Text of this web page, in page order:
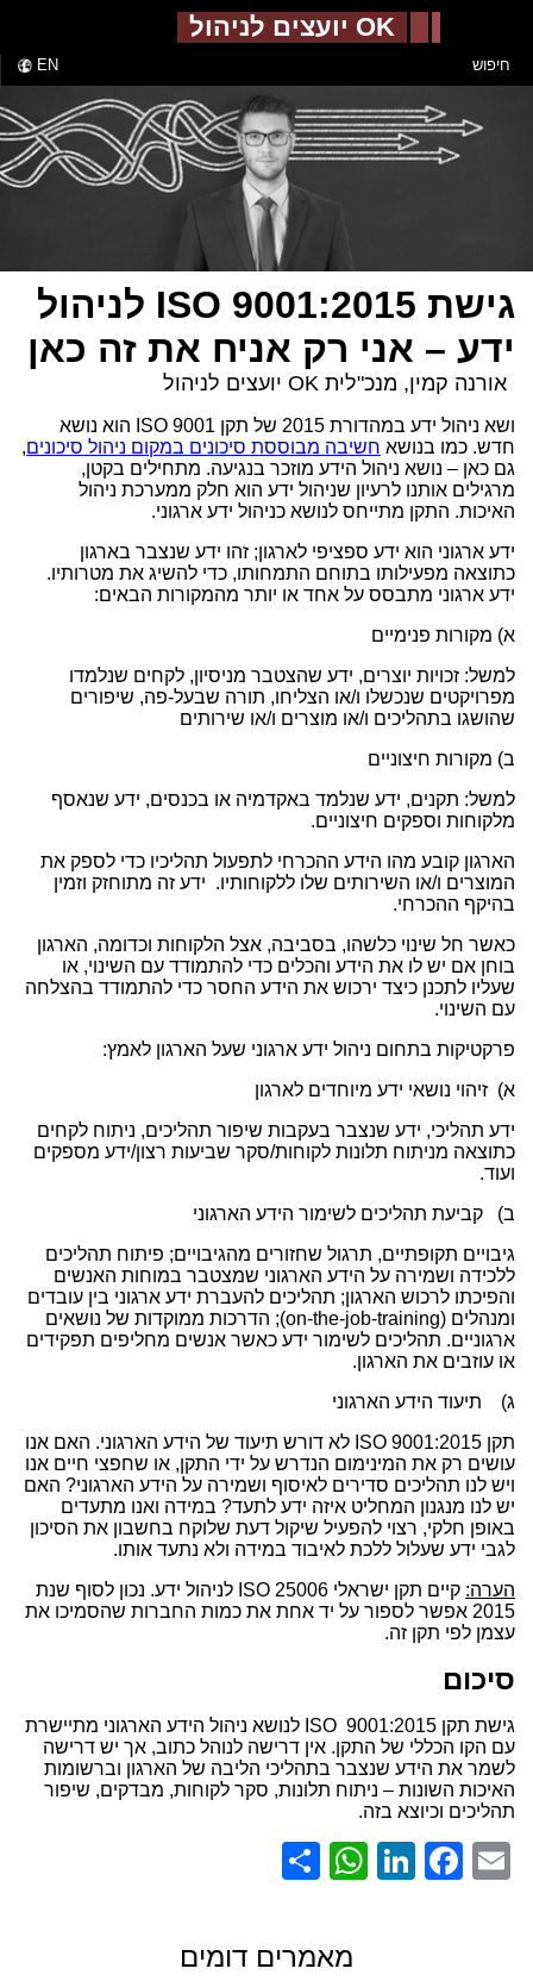
OK יועצים לניהול
EN חיפוש
גישת 9001:2015 ISO לניהול
ידע – אני רק אניח את זה כאן
אורנה קמין, מנכ"לית OK יועצים לניהול
ושא ניהול ידע במהדורת 2015 של תקן 9001 ISO הוא נושא
חדש. כמו בנושא חשיבה מבוססת סיכונים במקום ניהול סיכונים,
גם כאן – נושא ניהול הידע מוזכר בנגיעה. מתחילים בקטן,
מרגילים אותנו לרעיון שניהול ידע הוא חלק ממערכת ניהול
האיכות. התקן מתייחס לנושא כניהול ידע ארגוני.
ידע ארגוני הוא ידע ספציפי לארגון; זהו ידע שנצבר בארגון
כתוצאה מפעילותו בתוחם התמחותו, כדי להשיג את מטרותיו.
ידע ארגוני מתבסס על אחד או יותר מהמקורות הבאים:
א) מקורות פנימיים
למשל: זכויות יוצרים, ידע שהצטבר מניסיון, לקחים שנלמדו
מפרויקטים שנכשלו ו/או הצליחו, תורה שבעל-פה, שיפורים
שהושגו בתהליכים ו/או מוצרים ו/או שירותים
ב) מקורות חיצוניים
למשל: תקנים, ידע שנלמד באקדמיה או בכנסים, ידע שנאסף
מלקוחות וספקים חיצוניים.
הארגון קובע מהו הידע ההכרחי לתפעול תהליכיו כדי לספק את
המוצרים ו/או השירותים שלו ללקוחותיו. ידע זה מתוחזק וזמין
בהיקף ההכרחי.
כאשר חל שינוי כלשהו, בסביבה, אצל הלקוחות וכדומה, הארגון
בוחן אם יש לו את הידע והכלים כדי להתמודד עם השינוי, או
שעליו לתכנן כיצד ירכוש את הידע החסר כדי להתמודד בהצלחה
עם השינוי.
פרקטיקות בתחום ניהול ידע ארגוני שעל הארגון לאמץ:
א) זיהוי נושאי ידע מיוחדים לארגון
ידע תהליכי, ידע שנצבר בעקבות שיפור תהליכים, ניתוח לקחים
כתוצאה מניתוח תלונות לקוחות/סקר שביעות רצון/ידע מספקים
ועוד.
ב) קביעת תהליכים לשימור הידע הארגוני
גיבויים תקופתיים, תרגול שחזורים מהגיבויים; פיתוח תהליכים
ללכידה ושמירה על הידע הארגוני שמצטבר במוחות האנשים
והפיכתו לרכוש הארגון; תהליכים להעברת ידע ארגוני בין עובדים
ומנהלים (on-the-job-training); הדרכות ממוקדות של נושאים
ארגוניים. תהליכים לשימור ידע כאשר אנשים מחליפים תפקידים
או עוזבים את הארגון.
ג) תיעוד הידע הארגוני
תקן 9001:2015
ISO לא דורש תיעוד של הידע הארגוני. האם אנו
עושים רק את המינימום הנדרש על ידי התקן, או שחפצי חיים אנו
ויש לנו תהליכים סדירים לאיסוף ושמירה על הידע הארגוני? האם
יש לנו מנגנון המחליט איזה ידע לתעד? במידה ואנו מתעדים
באופן חלקי, רצוי להפעיל שיקול דעת שלוקח בחשבון את הסיכון
לגבי ידע שעלול ללכת לאיבוד במידה ולא נתעד אותו.
הערה: קיים תקן ישראלי 25006 ISO לניהול ידע. נכון לסוף שנת
2015 אפשר לספור על יד אחת את כמות החברות שהסמיכו את
עצמן לפי תקן זה.
סיכום
גישת תקן 9001:2015 ISO לנושא ניהול הידע הארגוני מתיישרת
עם הקו הכללי של התקן. אין דרישה לנוהל כתוב, אך יש דרישה
לשמר את הידע שנצבר בתהליכי הליבה של הארגון וברשומות
האיכות השונות – ניתוח תלונות, סקר לקוחות, מבדקים, שיפור
תהליכים וכיוצא בזה.
Email
Facebook
LinkedIn
WhatsApp
מאמרים דומים